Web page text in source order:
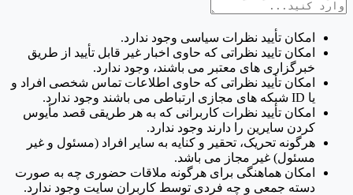
امکان تأیید نظرات سیاسی وجود ندارد.
امکان تایید نظراتی که حاوی اخبار غیر قابل تأیید از طریق
خبرگزاری های معتبر می باشند، وجود ندارد.
امکان تأیید نظراتی که حاوی اطلاعات تماس شخصی افراد و
یا ID شبکه های مجازی ارتباطی می باشند وجود ندارد.
امکان تأیید نظرات کاربرانی که به هر طریقی قصد مأیوس
کردن سایرین را دارند وجود ندارد.
هرگونه تحریک، تحقیر و کنایه به سایر افراد (مسئول و غیر
مسئول) غیر مجاز می باشد.
امکان هماهنگی برای هرگونه ملاقات حضوری چه به صورت
دسته جمعی و چه فردی توسط کاربران سایت وجود ندارد.